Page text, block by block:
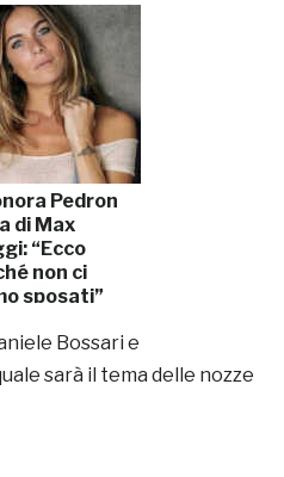
Pedron
di Max
“Ecco
non ci
sposati”
Bossari e
sarà il tema delle nozze